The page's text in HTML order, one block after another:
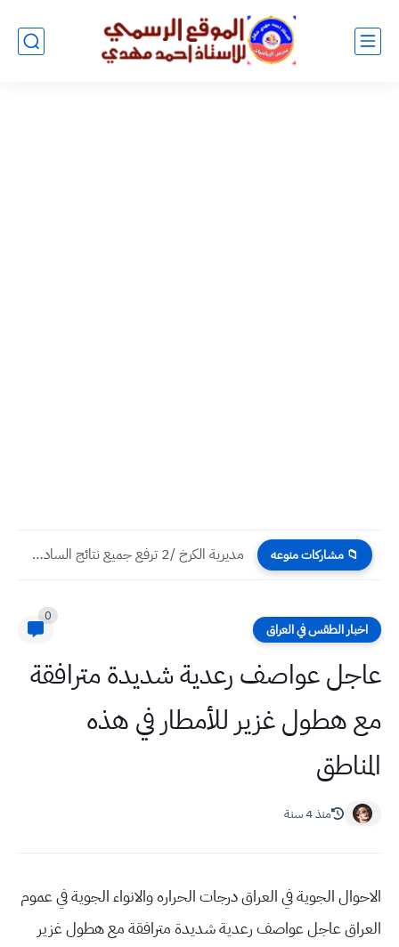
📁 مشاركات منوعه مديرية الكرخ /2 ترفع جميع نتائج السادس الاعدادي دور الاول...
اخبار الطقس في العراق
0
عاجل عواصف رعدية شديدة مترافقة
مع هطول غزير للأمطار في هذه
المناطق
منذ 4 سنة
الاحوال الجوية في العراق درجات الحراره والانواء الجوية في عموم
العراق عاجل عواصف رعدية شديدة مترافقة مع هطول غزير